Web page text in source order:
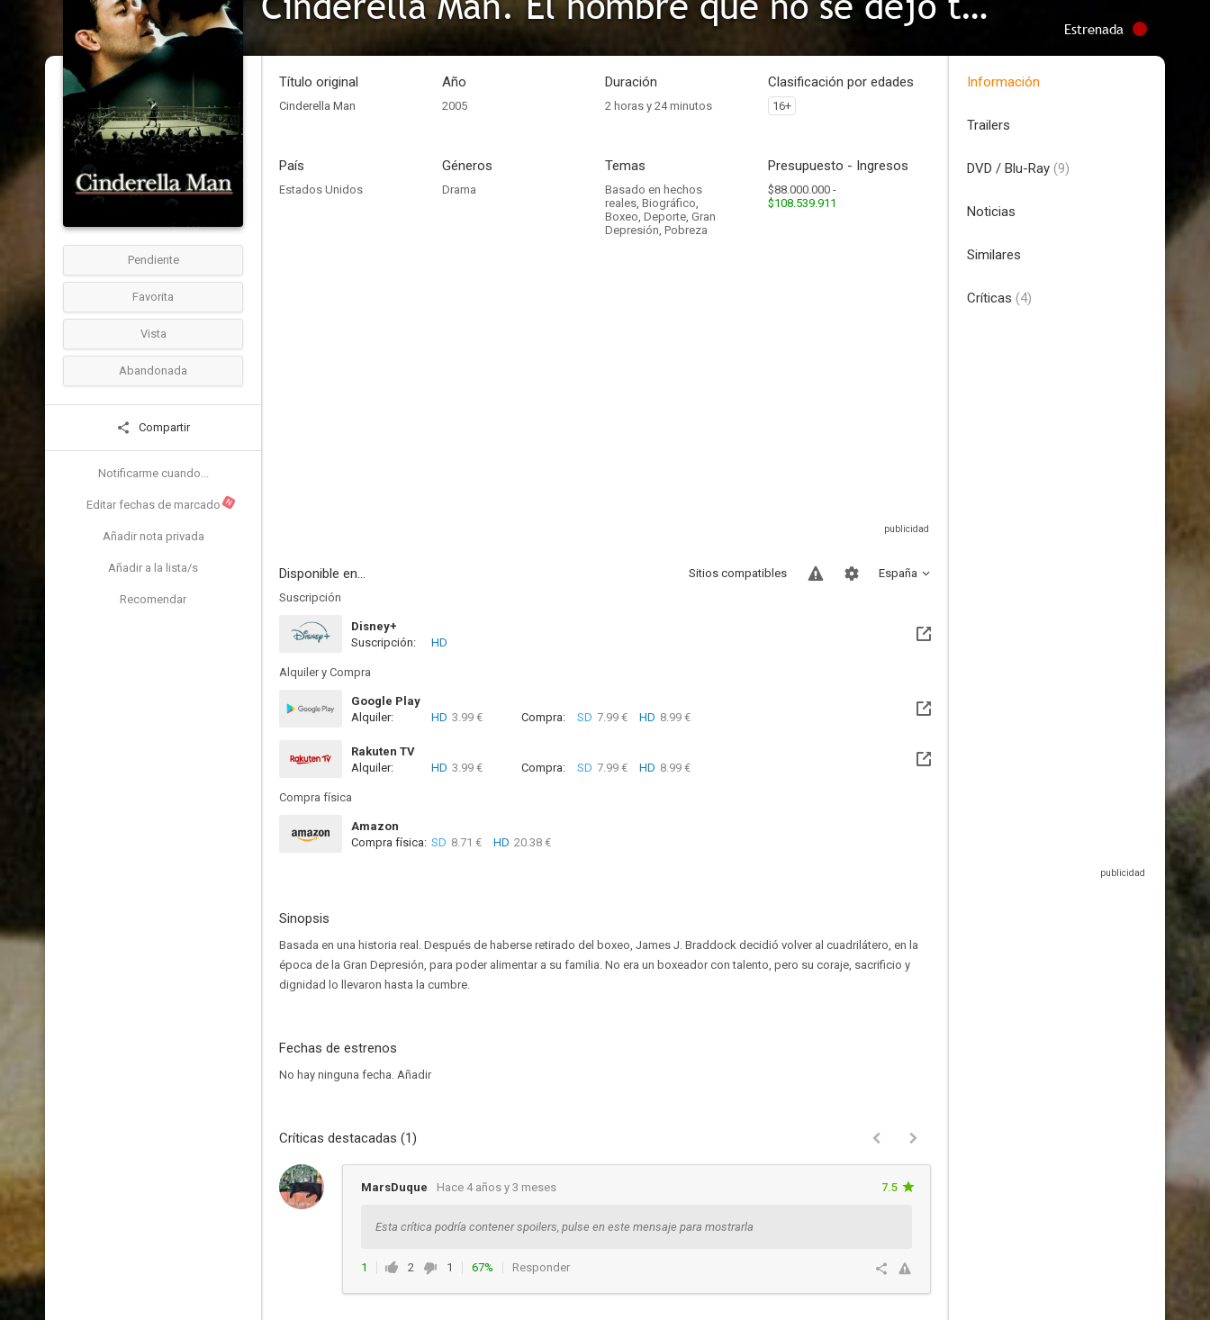
Estrenada
Pendiente
Favorita
Vista
Abandonada
Compartir
Notificarme cuando...
Editar fechas de marcado N
Añadir nota privada
Añadir a la lista/s
Recomendar
Título original
Cinderella Man
Año
2005
Duración
2 horas y 24 minutos
Clasificación por edades
16+
País
Estados Unidos
Géneros
Drama
Temas
Basado en hechos
reales, Biográfico,
Boxeo, Deporte, Gran
Depresión, Pobreza
Presupuesto - Ingresos
$88.000.000 -
$108.539.911
Disponible en... España
Sitios compatibles
Suscripción
Disney+
Suscripción:
HD
Alquiler y Compra
Google Play
Alquiler:
HD 3.99 € Compra: SD 7.99 € HD 8.99 €
Rakuten TV
Alquiler:
HD 3.99 € Compra: SD 7.99 € HD 8.99 €
Compra física
Amazon
Compra física: SD 8.71 € HD 20.38 €
Sinopsis
Basada en una historia real. Después de haberse retirado del boxeo, James J. Braddock decidió volver al cuadrilátero, en la
época de la Gran Depresión, para poder alimentar a su familia. No era un boxeador con talento, pero su coraje, sacrificio y
dignidad lo llevaron hasta la cumbre.
Fechas de estrenos
No hay ninguna fecha. Añadir
Críticas destacadas (1)
MarsDuque Hace 4 años y 3 meses 7.5
Esta crítica podría contener spoilers, pulse en este mensaje para mostrarla
1 2 1 67% Responder
Información
Trailers
DVD / Blu-Ray (9)
Noticias
Similares
Críticas (4)